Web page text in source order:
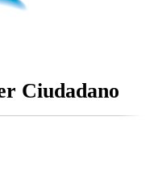
Ciudadano